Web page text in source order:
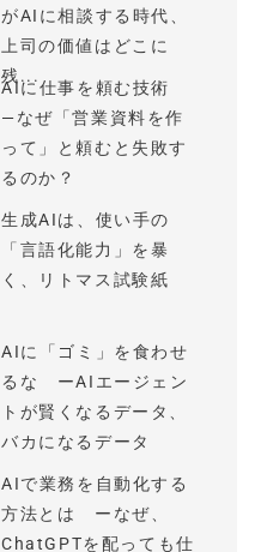
がAIに相談する時代、
上司の価値はどこに
残...
AIに仕事を頼む技術
—なぜ「営業資料を作
って」と頼むと失敗す
るのか？
生成AIは、使い手の
「言語化能力」を暴
く、リトマス試験紙
AIに「ゴミ」を食わせ
るな ーAIエージェン
トが賢くなるデータ、
バカになるデータ
AIで業務を自動化する
方法とは ーなぜ、
ChatGPTを配っても仕